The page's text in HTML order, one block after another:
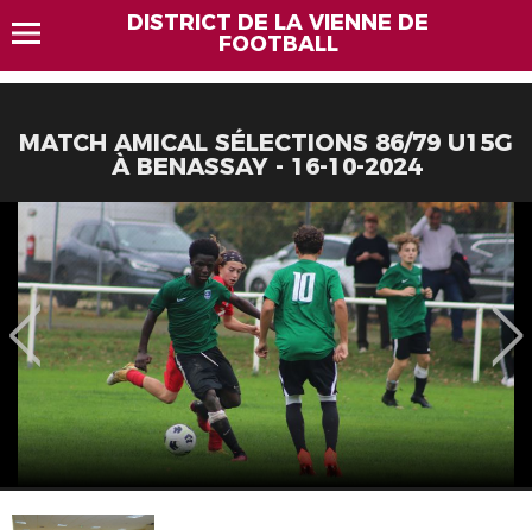
DISTRICT DE LA VIENNE DE
FOOTBALL
MATCH AMICAL SÉLECTIONS 86/79 U15G
À BENASSAY - 16-10-2024